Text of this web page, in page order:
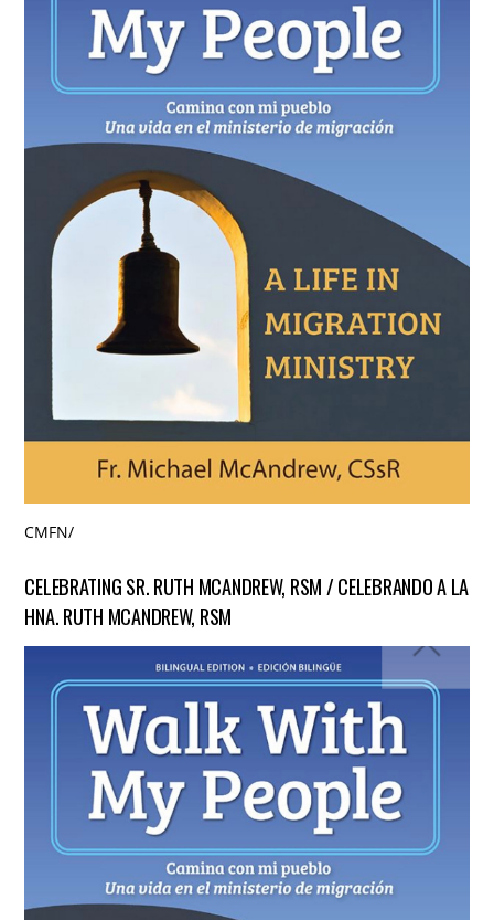
CMFN/
CELEBRATING SR. RUTH MCANDREW, RSM / CELEBRANDO A LA
HNA. RUTH MCANDREW, RSM